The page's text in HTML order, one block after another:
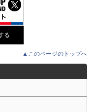
▲このページのトップへ